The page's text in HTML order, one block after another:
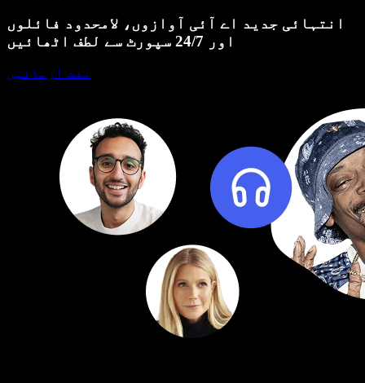
انتہائی جدید اے آئی آوازوں، لامحدود فائلوں
اور 24/7 سپورٹ سے لطف اٹھائیں
مفت آزمائیں